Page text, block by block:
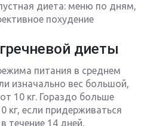
диета: меню по дням,
похудение
диеты
питания в среднем
изначально вес большой,
10 кг. Гораздо больше
кг, если придерживаться
течение 14 дней.